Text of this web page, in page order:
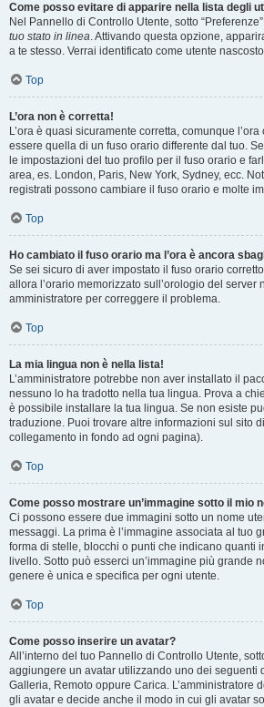
Come posso evitare di apparire nella lista degli
Nel Pannello di Controllo Utente, sotto
tuo stato in linea. Attivando questa opzione,
a te stesso. Verrai identificato come utente
Top
L’ora non è corretta!
L’ora è quasi sicuramente corretta, comunque
essere quella di un fuso orario differente dal tuo.
le impostazioni del tuo profilo per il fuso orario e
area, es. London, Paris, New York, Sydney, ecc.
registrati possono cambiare il fuso orario e molte
Top
Ho cambiato il fuso orario ma l’ora è ancora
Se sei sicuro di aver impostato il fuso orario
allora l’orario memorizzato sull’orologio del server
amministratore per correggere il problema.
Top
La mia lingua non è nella lista!
L’amministratore potrebbe non aver installato il
nessuno lo ha tradotto nella tua lingua. Prova a
è possibile installare la tua lingua. Se non esiste
traduzione. Puoi trovare altre informazioni sul sito
collegamento in fondo ad ogni pagina).
Top
Come posso mostrare un’immagine sotto il mio
Ci possono essere due immagini sotto un nome
messaggi. La prima è l’immagine associata al tuo
forma di stelle, blocchi o punti che indicano quanti
livello. Sotto può esserci un’immagine più grande
genere è unica e specifica per ogni utente.
Top
Come posso inserire un avatar?
All’interno del tuo Pannello di Controllo Utente,
aggiungere un avatar utilizzando uno dei seguenti
Galleria, Remoto oppure Carica. L’amministratore
gli avatar e decide anche il modo in cui gli avatar